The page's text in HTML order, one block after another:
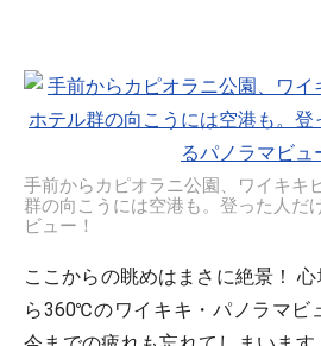
手前からカピオラニ公園、ワイキキ
群の向こうには空港も。登った人だ
ビュー！
ここからの眺めはまさに絶景！
ら360℃のワイキキ・パノラマビ